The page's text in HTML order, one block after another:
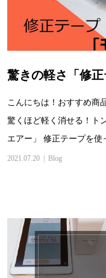
驚きの軽さ「修正
こんにちは！おすすめ商
驚くほど軽く消せる！ト
エアー」 修正テープを使
2021.07.20 Blog